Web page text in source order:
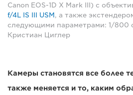
Canon EOS-1D X Mark III) с
f/4L IS III USM , а также
следующими параметрами: 1/800
Кристиан Циглер
Камеры становятся все более
также меняется и то, каким